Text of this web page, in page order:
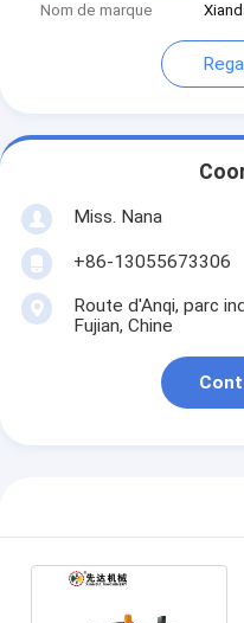
Nom de marque
Miss. Nana
+86-13055673306
Route d'Anqi, parc
Fujian, Chine